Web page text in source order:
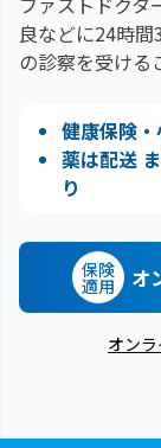
良などに24時間
の診察を受ける
健康保険
薬は配送
り
保険
適用 オ
オン